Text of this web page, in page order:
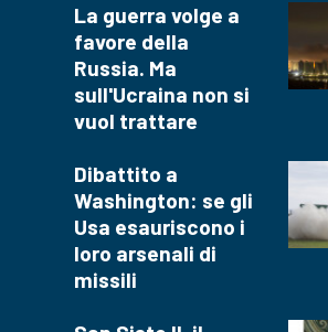
La guerra volge a
favore della
Russia. Ma
sull'Ucraina non si
vuol trattare
Dibattito a
Washington: se gli
Usa esauriscono i
loro arsenali di
missili